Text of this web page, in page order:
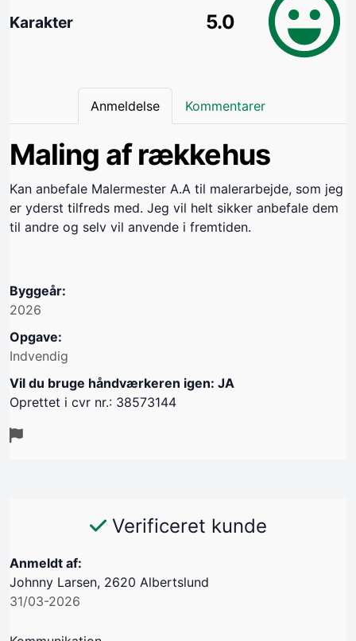
Karakter 5.0
Anmeldelse Kommentarer
Maling af rækkehus
Kan anbefale Malermester A.A til malerarbejde, som jeg
er yderst tilfreds med. Jeg vil helt sikker anbefale dem
til andre og selv vil anvende i fremtiden.
Byggeår:
2026
Opgave:
Indvendig
Vil du bruge håndværkeren igen: JA
Oprettet i cvr nr.: 38573144
Verificeret kunde
Anmeldt af:
Johnny Larsen, 2620 Albertslund
31/03-2026